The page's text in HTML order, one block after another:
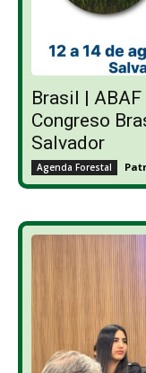
Brasil | ABAF
Congreso
Salvador
Agenda Forestal